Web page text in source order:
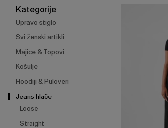
izbornika.
Kategorije
Upravo stiglo
Svi ženski artikli
Majice & Topovi
Košulje
Hoodiji & Puloveri
Jeans hlače
Loose
Straight